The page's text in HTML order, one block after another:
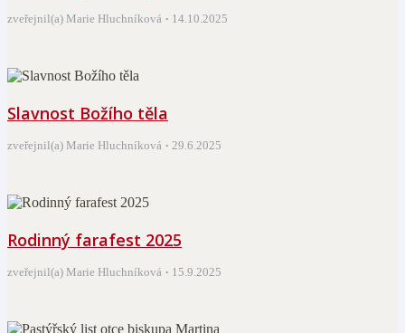
zveřejnil(a) Marie Hluchníková 14.10.2025
Slavnost Božího těla
zveřejnil(a) Marie Hluchníková 29.6.2025
Rodinný farafest 2025
zveřejnil(a) Marie Hluchníková 15.9.2025